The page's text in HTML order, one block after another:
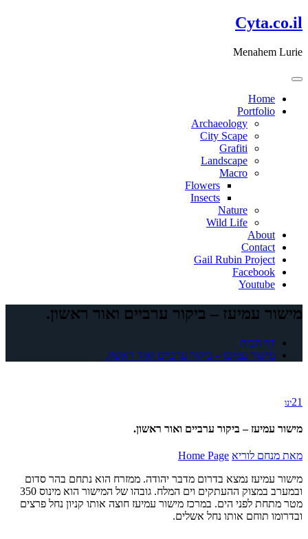
דלג
לתוכן
Cyta.co.il
Menahem Lurie
Home
Portfolio
Archaeology
City Scape
Grafiti
Landscape
Macro
Flowers
Insects
Nature
Wild Life
About
Contact
Gail Rubin Project
Facebook
Youtube
מישור עמיעז – ביקור ערביים ואור ראשון.
דף הבית
מישור עמיעז – ביקור ערביים ואור ראשון.
21ינו
מישור עמיעז – ביקור ערביים ואור ראשון.
מאת מנחם לוריא Home Page
מישור עמיעז נמצא בדרום מדבר יהודה. ממזרח הוא נתחם בהר סדום
ובמערב במצוק ההעתקים וים המלח. גובהו של המישור הוא מינוס 350
מטר מתחת לפני הים. במרכז מישור עמיעז חוצה אותו קניון נחל פרצים
ובדרומו תוחם אותו נחל אשלים.